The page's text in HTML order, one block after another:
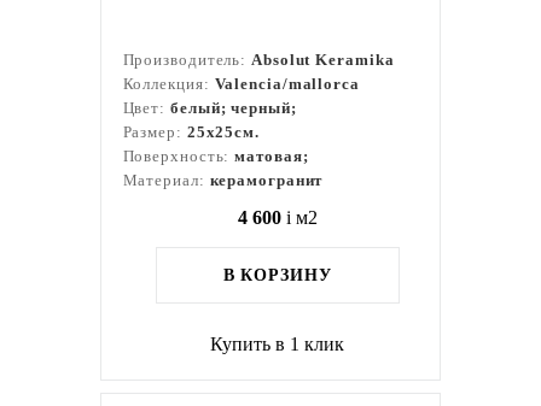
Производитель:Absolut Keramika
Коллекция: Valencia/mallorca
Цвет: белый; черный;
Размер: 25x25см.
Поверхность:матовая;
Материал: керамогранит
4 600 i м2
В КОРЗИНУ
Купить в 1 клик